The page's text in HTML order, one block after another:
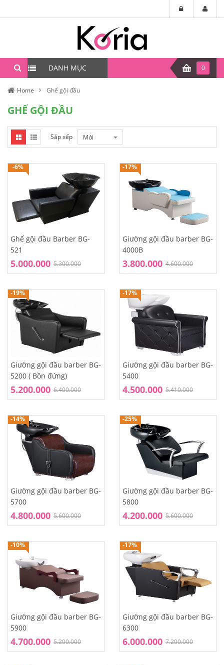
DANH MỤC 0
Home Ghế gội đầu
GHẾ GỘI ĐẦU
Sắp xếp Mới
-6%
Ghế gội đầu Barber BG-
521
5.300.000
5.000.000
-17%
Giường gội đầu barber BG-
4000B
4.600.000
3.800.000
-19%
Giường gội đầu barber BG-
5200 ( Bồn đứng)
6.400.000
5.200.000
-17%
Giường gội đầu barber BG-
5400
5.410.000
4.500.000
-14%
Giường gội đầu barber BG-
5700
5.600.000
4.800.000
-25%
Giường gội đầu barber BG-
5800
5.600.000
4.200.000
-10%
Giường gội đầu barber BG-
5900
5.200.000
4.700.000
-17%
Giường gội đầu barber BG-
6300
7.200.000
6.000.000